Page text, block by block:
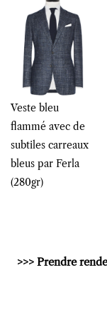
Veste bleu
flammé avec de
subtiles carreaux
bleus par Ferla
(280gr)
>>> Prendre